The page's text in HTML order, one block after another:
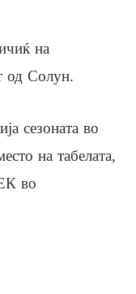
на
од Солун.
сезоната во
на табелата,
во